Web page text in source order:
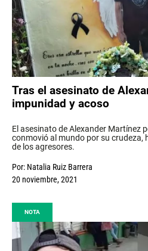
Tras el asesinato de
impunidad y acoso
El asesinato de Alexander Martínez
conmovió al mundo por su crudeza,
de los agresores.
Por: Natalia Ruiz Barrera
20 noviembre, 2021
NOTA